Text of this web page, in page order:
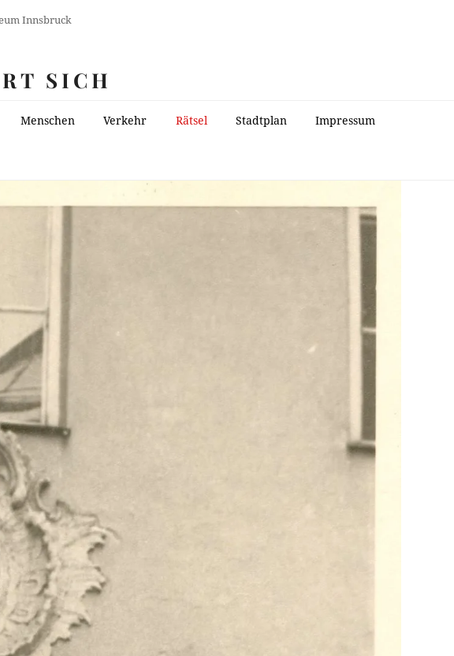
Innsbruck
SICH
Menschen Verkehr Rätsel Stadtplan Impressum